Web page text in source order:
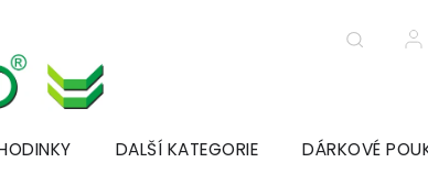
DALŠÍ KATEGORIE DÁRKOVÉ